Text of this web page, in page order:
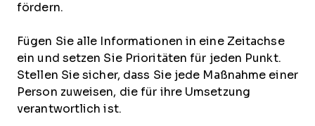
fördern.
Fügen Sie alle Informationen in eine Zeitachse
ein und setzen Sie Prioritäten für jeden Punkt.
Stellen Sie sicher, dass Sie jede Maßnahme einer
Person zuweisen, die für ihre Umsetzung
verantwortlich ist.